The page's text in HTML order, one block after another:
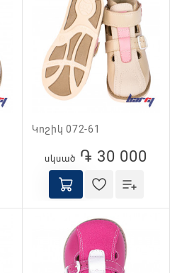
Կոշիկ 072-61
սկսած ֏ 30 000